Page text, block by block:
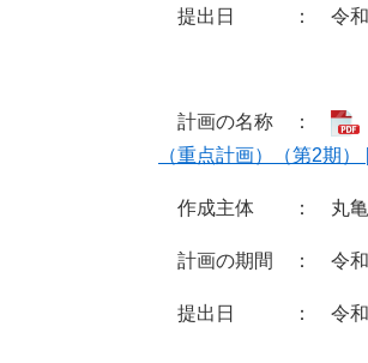
提出日 ： 令和7
計画の名称 ：
（重点計画）（第2期
作成主体 ： 丸亀
計画の期間 ： 令和
提出日 ： 令和7